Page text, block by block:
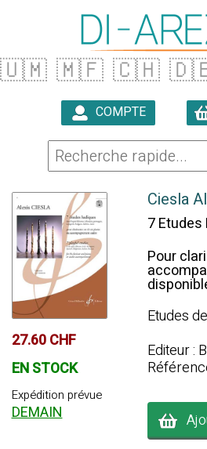
🇺🇲 🇲🇫 🇨🇭
COMPTE
27.60 CHF
EN STOCK
Expédition prévue
DEMAIN
Ciesla
7
Pour
Etudes
Editeur :